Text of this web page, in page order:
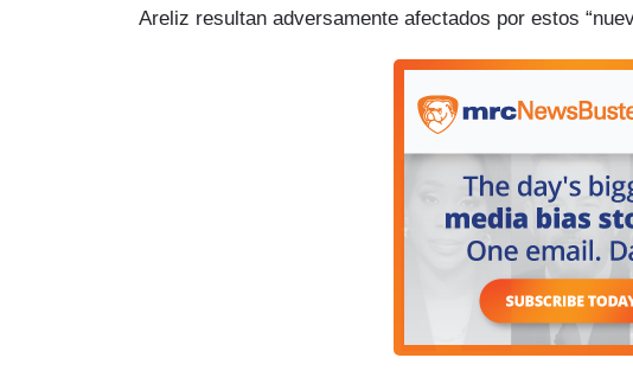
Areliz resultan adversamente afectados por estos